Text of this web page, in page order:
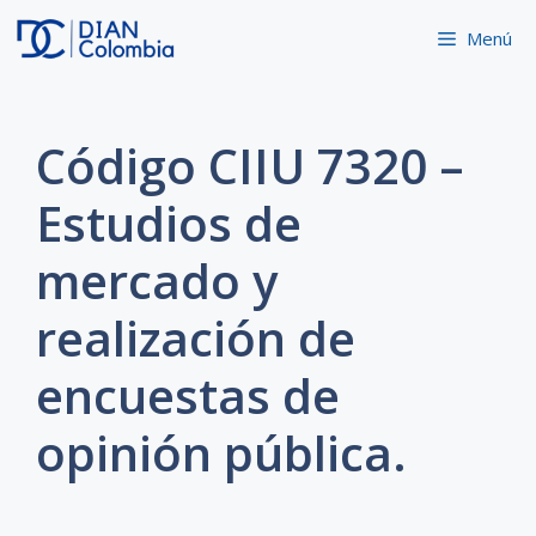
Saltar
Menú
Código CIIU 7320 –
Estudios de
mercado y
realización de
encuestas de
opinión pública.